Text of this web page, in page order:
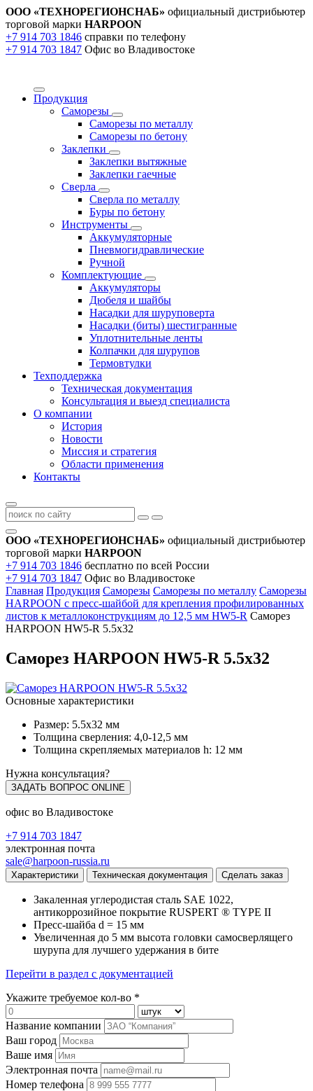
ООО «ТЕХНОРЕГИОНСНАБ» официальный дистрибьютер
торговой марки HARPOON
+7 914 703 1846 справки по телефону
+7 914 703 1847 Офис во Владивостоке
Продукция
Саморезы
Саморезы по металлу
Саморезы по бетону
Заклепки
Заклепки вытяжные
Заклепки гаечные
Сверла
Сверла по металлу
Буры по бетону
Инструменты
Аккумуляторные
Пневмогидравлические
Ручной
Комплектующие
Аккумуляторы
Дюбеля и шайбы
Насадки для шуруповерта
Насадки (биты) шестигранные
Уплотнительные ленты
Колпачки для шурупов
Термовтулки
Техподдержка
Техническая документация
Консультация и выезд специалиста
О компании
История
Новости
Миссия и стратегия
Области применения
Контакты
ООО «ТЕХНОРЕГИОНСНАБ» официальный дистрибьютер
торговой марки HARPOON
+7 914 703 1846 бесплатно по всей России
+7 914 703 1847 Офис во Владивостоке
Главная Продукция Саморезы Саморезы по металлу Саморезы
HARPOON с пресс-шайбой для крепления профилированных
листов к металлоконструкциям до 12,5 мм HW5-R Саморез
HARPOON HW5-R 5.5х32
Саморез HARPOON HW5-R 5.5х32
Основные характеристики
Размер: 5.5х32 мм
Толщина сверления: 4,0-12,5 мм
Толщина скрепляемых материалов h: 12 мм
Нужна консультация?
ЗАДАТЬ ВОПРОС ONLINE
офис во Владивостоке
+7 914 703 1847
электронная почта
sale@harpoon-russia.ru
Характеристики Техническая документация Сделать заказ
Закаленная углеродистая сталь SAE 1022,
антикоррозийное покрытие RUSPERT ® TYPE II
Пресс-шайба d = 15 мм
Увеличенная до 5 мм высота головки самосверлящего
шурупа для лучшего удержания в бите
Перейти в раздел с документацией
Укажите требуемое кол-во *
Название компании
Ваш город
Ваше имя
Электронная почта
Номер телефона